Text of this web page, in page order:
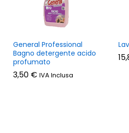
General Professional
Bagno detergente acido
profumato
3,50 € IVA Inclusa
3,50 €